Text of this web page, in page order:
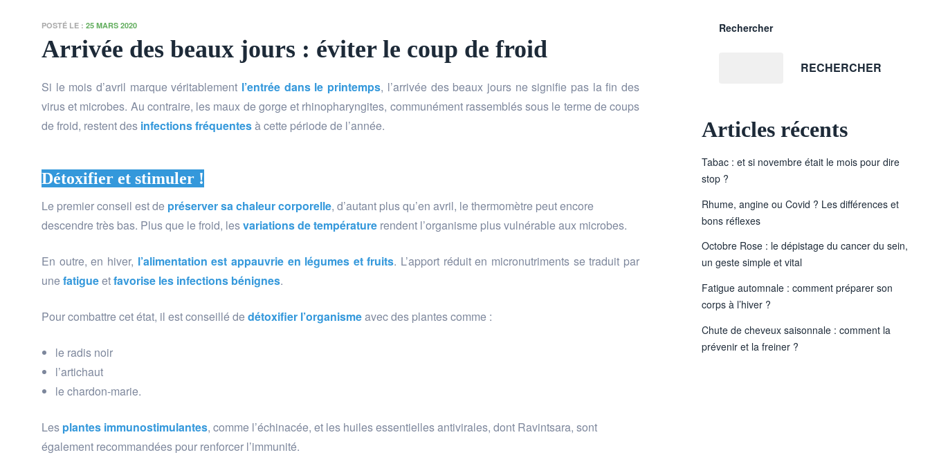
POSTÉ LE : 25 MARS 2020
Arrivée des beaux jours : éviter le coup de froid
Si le mois d’avril marque véritablement l’entrée dans le printemps, l’arrivée des beaux jours ne signifie pas la fin des
virus et microbes. Au contraire, les maux de gorge et rhinopharyngites, communément rassemblés sous le terme de coups
de froid, restent des infections fréquentesà cette période de l’année.
Détoxifier et stimuler !
Le premier conseil est de préserver sa chaleur corporelle, d’autant plus qu’en avril, le thermomètre peut encore
descendre très bas. Plus que le froid, lesvariations de température rendent l’organisme plus vulnérable aux microbes.
En outre, en hiver, l’alimentation est appauvrie en légumes et fruits. L’apport réduit en micronutriments se traduit par
une fatigueetfavorise les infections bénignes.
Pour combattre cet état, il est conseillé de détoxifier l’organismeavec des plantes comme :
le radis noir
l’artichaut
le chardon-marie.
Les plantes immunostimulantes, comme l’échinacée, et les huiles essentielles antivirales, dont Ravintsara, sont
également recommandées pour renforcer l’immunité.
Rechercher
RECHERCHER
Articles récents
Tabac : et si novembre était le mois pour dire
stop ?
Rhume, angine ou Covid ? Les différences et
bons réflexes
Octobre Rose : le dépistage du cancer du sein,
un geste simple et vital
Fatigue automnale : comment préparer son
corps à l’hiver ?
Chute de cheveux saisonnale : comment la
prévenir et la freiner ?